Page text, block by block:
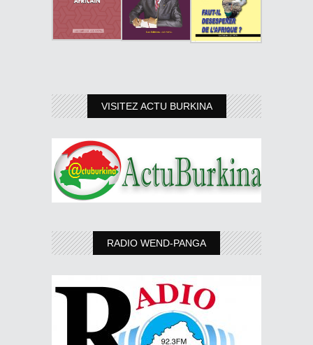
VISITEZ ACTU BURKINA
RADIO WEND-PANGA